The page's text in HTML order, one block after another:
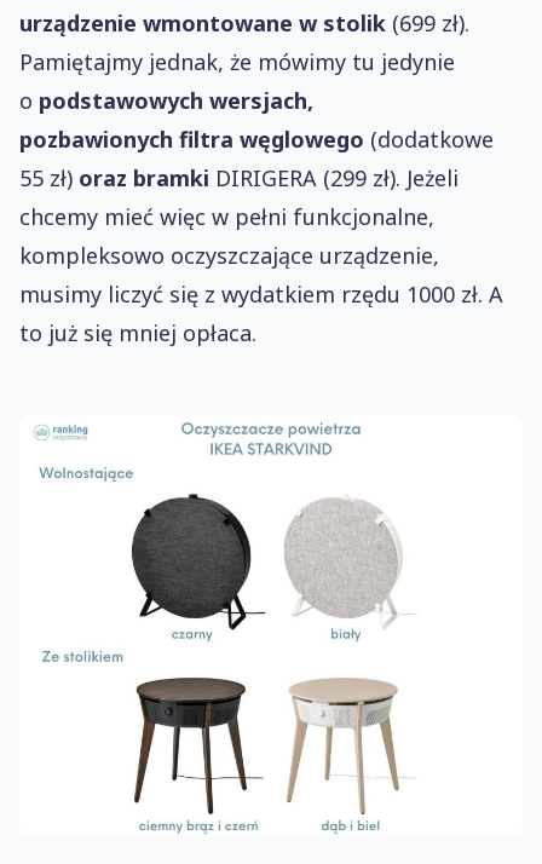
urządzenie wmontowane w stolik (699 zł).
Pamiętajmy jednak, że mówimy tu jedynie
o podstawowych wersjach,
pozbawionych filtra węglowego (dodatkowe
55 zł) oraz bramki DIRIGERA (299 zł). Jeżeli
chcemy mieć więc w pełni funkcjonalne,
kompleksowo oczyszczające urządzenie,
musimy liczyć się z wydatkiem rzędu 1000 zł. A
to już się mniej opłaca.